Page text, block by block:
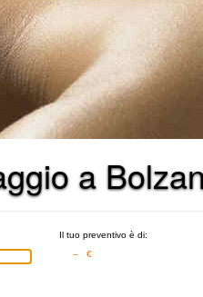
a
Il tuo preventivo è di:
– €